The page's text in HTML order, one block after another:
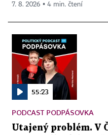
7. 8. 2026 ▪ 4 min. čtení
55:23
PODCAST PODPÁSOVKA
Utajený problém. V